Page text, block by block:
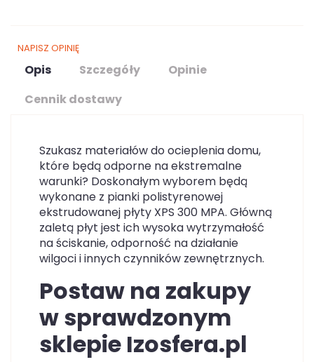
NAPISZ OPINIĘ
Opis Szczegóły
Opinie
Cennik dostawy
Szukasz materiałów do ocieplenia domu,
które będą odporne na ekstremalne
warunki? Doskonałym wyborem będą
wykonane z pianki polistyrenowej
ekstrudowanej płyty XPS 300 MPA. Główną
zaletą płyt jest ich wysoka wytrzymałość
na ściskanie, odporność na działanie
wilgoci i innych czynników zewnętrznych.
Postaw na zakupy
w sprawdzonym
sklepie Izosfera.pl